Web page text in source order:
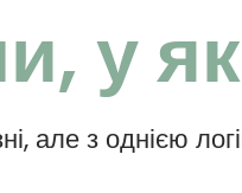
у
але з однією